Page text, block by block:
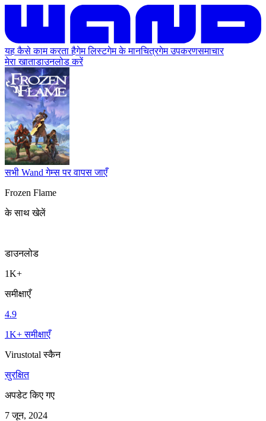
यह कैसे काम करता हैगेम लिस्टगेम के मानचित्रगेम उपकरणसमाचार
मेरा खाताडाउनलोड करें
सभी Wand गेम्स पर वापस जाएँ
Frozen Flame
के साथ खेलें
डाउनलोड
1K+
समीक्षाएँ
4.9
1K+ समीक्षाएँ
Virustotal स्कैन
सुरक्षित
अपडेट किए गए
7 जून, 2024